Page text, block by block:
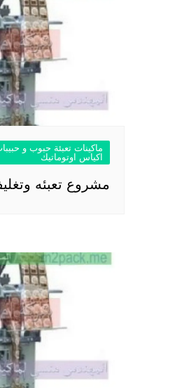
ماكينات تعبئة حبوب و
اكياس اوتوماتيك
مشروع تعبئه